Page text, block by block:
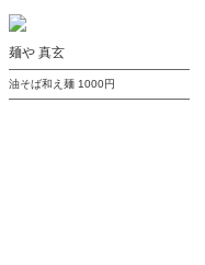
麺や 真玄
油そば和え麺 1000円